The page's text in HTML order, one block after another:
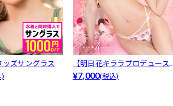
ッズサングラス
)
【明日花キララプロデュース/
WhipB...
¥7,000(税込)